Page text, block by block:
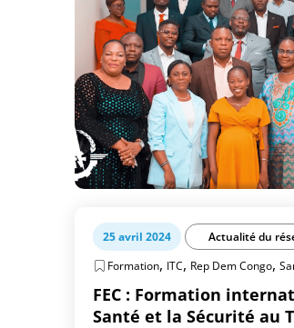
25 avril 2024
Actualité du
Formation, ITC, Rep Dem Congo,
FEC : Formation
Santé et la Sécurité au